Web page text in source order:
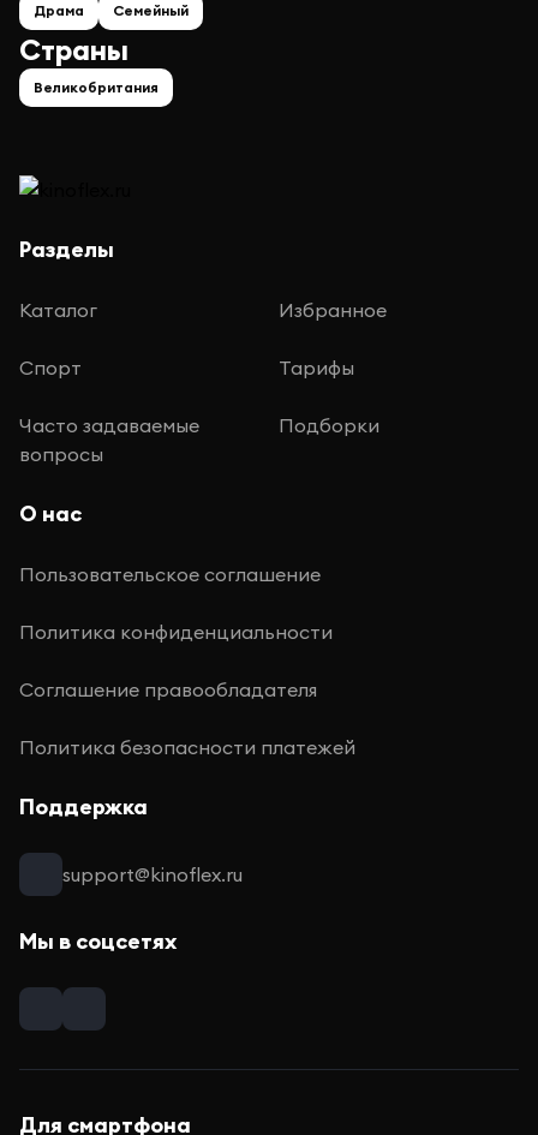
Страны
Великобритания
Драма Семейный
Разделы
Каталог Избранное
Спорт Тарифы
Часто задаваемые
вопросы
Подборки
О нас
Пользовательское соглашение
Политика конфиденциальности
Соглашение правообладателя
Политика безопасности платежей
Поддержка
support@kinoflex.ru
Мы в соцсетях
Для смартфона